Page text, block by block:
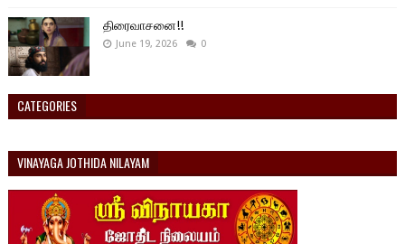
திரைவாசனை!!
June 19, 2026 0
CATEGORIES
VINAYAGA JOTHIDA NILAYAM